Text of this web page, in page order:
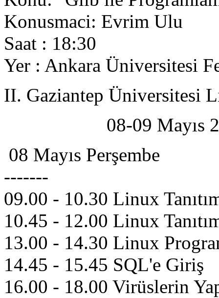
Konusmaci: Evrim Ulu
Saat : 18:30
Yer : Ankara Üniversitesi
II. Gaziantep Üniversitesi
08-09 Mayıs
08 Mayıs Perşembe
-------
09.00 - 10.30 Linux
10.45 - 12.00 Linux
13.00 - 14.30 Linux
14.45 - 15.45 SQL'e Giriş
16.00 - 18.00 Virüslerin